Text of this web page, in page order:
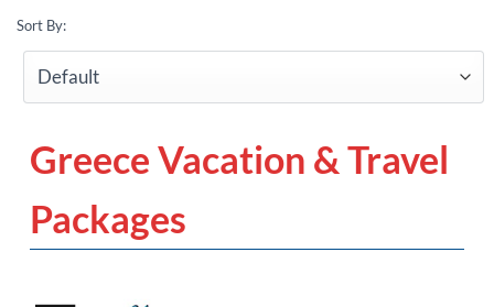
Sort By:
Greece Vacation & Travel
Packages